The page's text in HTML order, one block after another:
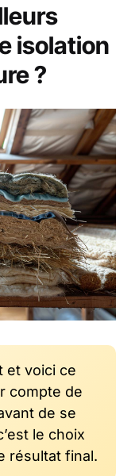
isolation
?
et voici ce
compte de
de se
le choix
résultat final.